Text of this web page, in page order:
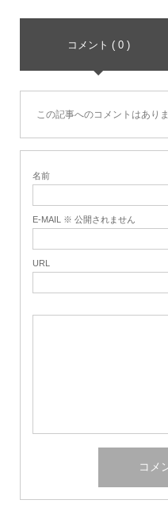
コメント ( 0 )
この記事へのコメントはありま
名前
E-MAIL ※ 公開されません
URL